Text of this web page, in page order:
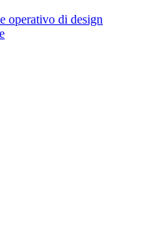
operativo di design